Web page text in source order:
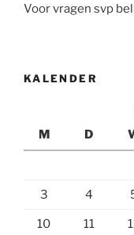
Voor vragen svp
KALENDER
M
D
3 4
10 11